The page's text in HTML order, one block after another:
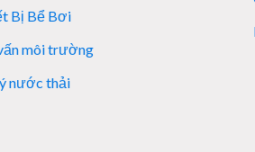
Bị Bể Bơi
môi trường
nước thải